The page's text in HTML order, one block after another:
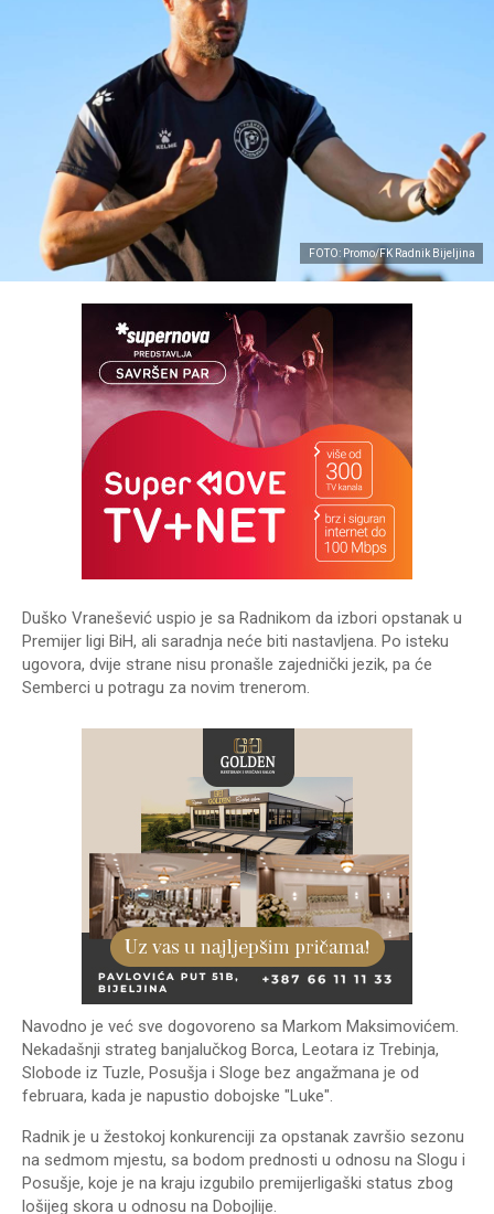
FOTO: Promo/FK Radnik Bijeljina
Duško Vranešević uspio je sa Radnikom da izbori opstanak u
Premijer ligi BiH, ali saradnja neće biti nastavljena. Po isteku
ugovora, dvije strane nisu pronašle zajednički jezik, pa će
Semberci u potragu za novim trenerom.
Navodno je već sve dogovoreno sa Markom Maksimovićem.
Nekadašnji strateg banjalučkog Borca, Leotara iz Trebinja,
Slobode iz Tuzle, Posušja i Sloge bez angažmana je od
februara, kada je napustio dobojske "Luke".
Radnik je u žestokoj konkurenciji za opstanak završio sezonu
na sedmom mjestu, sa bodom prednosti u odnosu na Slogu i
Posušje, koje je na kraju izgubilo premijerligaški status zbog
lošijeg skora u odnosu na Dobojlije.